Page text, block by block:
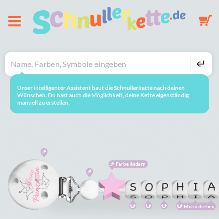
Schnullerkette
Schlüsselanhänger
Galerie
Warenkorb
Unser intelligenter Assistent baut die Schnullerkette nach deinen
Wünschen. Du hast auch die Möglichkeit, deine Kette eigenständig
manuell zu erstellen.
neustarten So geht's
Motiv drehen
Farbe ändern